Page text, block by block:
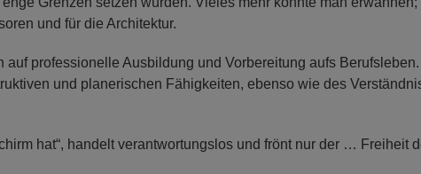
und für die Architektur.
professionelle Ausbildung und Vorbereitung aufs
und planerischen Fähigkeiten, ebenso wie des
hat“, handelt verantwortungslos und frönt nur der … Freiheit